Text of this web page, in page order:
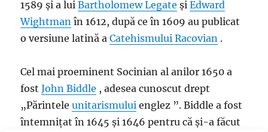
1589 și a luiBartholomew Legate șiEdward
Wightman în 1612, după ce în 1609 au publicat
o versiune latină aCatehismului Racovian .
Cel mai proeminent Socinian al anilor 1650 a
fostJohn Biddle , adesea cunoscut drept
„Părinteleunitarismului englez ”. Biddle a fost
întemnițat în 1645 și 1646 pentru că și-a făcut